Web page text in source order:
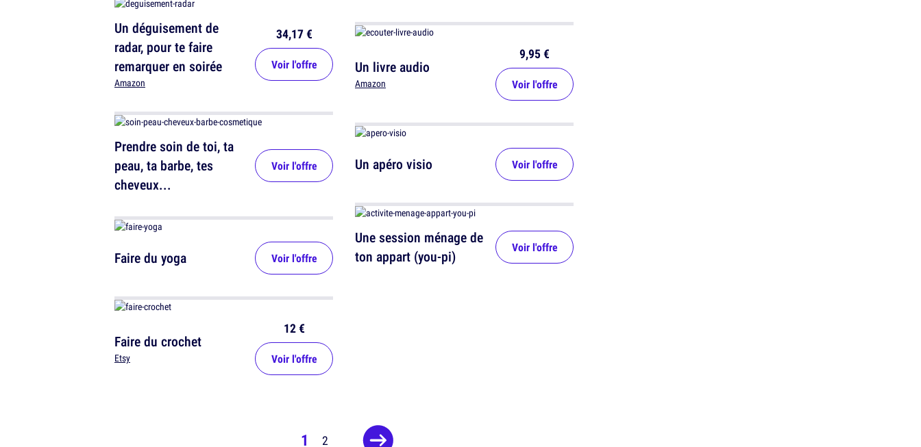
Un déguisement de
radar, pour te faire
remarquer en soirée
Amazon
34,17 €
Voir l'offre
Prendre soin de toi, ta
peau, ta barbe, tes
cheveux...
Voir l'offre
Faire du yoga Voir l'offre
Faire du crochet
Etsy
12 €
Voir l'offre
Un livre audio
Amazon
9,95 €
Voir l'offre
Un apéro visio Voir l'offre
Une session ménage de
ton appart (you-pi)
Voir l'offre
1 2